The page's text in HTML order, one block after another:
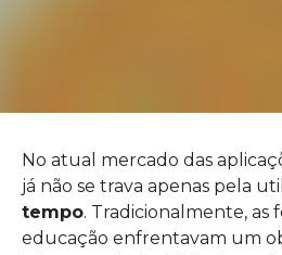
No atual mercado das
já não se trava apenas pela
tempo. Tradicionalmente, as
educação enfrentavam um